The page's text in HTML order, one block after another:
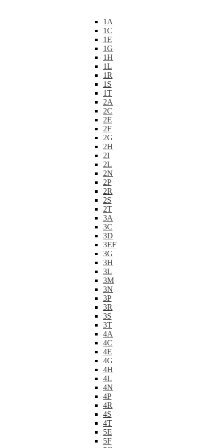
1A
1C
1E
1G
1H
1L
1R
1S
1T
2A
2C
2E
2F
2G
2H
2I
2L
2N
2P
2R
2S
2T
3A
3C
3D
3EF
3G
3H
3L
3M
3N
3P
3R
3S
3T
4A
4C
4E
4G
4H
4L
4N
4P
4R
4S
4T
5E
5F